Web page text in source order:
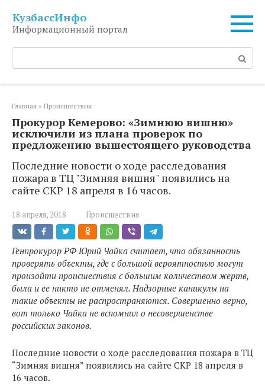
контенту
КузбассИнфо
Информационный портал
Поиск:
Главная » Происшествия
Прокурор Кемерово: «Зимнюю вишню»
исключили из плана проверок по
предложению вышестоящего руководства
Последние новости о ходе расследования
пожара в ТЦ "Зимняя вишня" появились на
сайте СКР 18 апреля в 16 часов.
18 апреля, 2018 Происшествия
Генпрокурор РФ Юрий Чайка считает, что обязанность
проверять объекты, где с большой вероятностью могут
произойти происшествия с большим количеством жертв,
была и ее никто не отменял. Надзорные каникулы на
такие объекты не распространяются. Совершенно верно,
вот только Чайка не вспомнил о несовершенстве
российских законов.
Последние новости о ходе расследования пожара в ТЦ
“Зимняя вишня” появились на сайте СКР 18 апреля в
16 часов.